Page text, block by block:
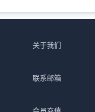
关于我们
联系邮箱